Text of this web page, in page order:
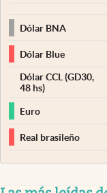
Dólar BNA
Dólar Blue
Dólar CCL (GD30,
48 hs)
Euro
Real brasileño